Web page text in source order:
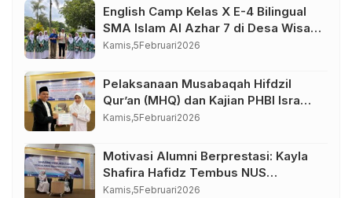
English Camp Kelas X E-4 Bilingual
SMA Islam Al Azhar 7 di Desa Wisata
Bahasa Borobudur Magelang
Kamis,5Februari2026
Pelaksanaan Musabaqah Hifdzil
Qur’an (MHQ) dan Kajian PHBI Isra
Mi’raj SMA Islam Al Azhar 7
Kamis,5Februari2026
Motivasi Alumni Berprestasi: Kayla
Shafira Hafidz Tembus NUS
Singapura
Kamis,5Februari2026